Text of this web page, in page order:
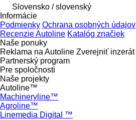
Slovensko / slovenský
Informácie
Podmienky Ochrana osobných údajov
Recenzie Autoline Katalóg značiek
Naše ponuky
Reklama na Autoline Zverejniť inzerát
Partnerský program
Pre spoločnosti
Naše projekty
Autoline™
Machineryline™
Agroline™
Linemedia Digital ™